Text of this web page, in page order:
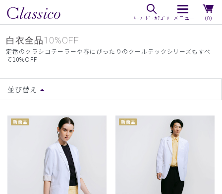
（0）
白衣全品10%OFF
定番のクラシコテーラーや春にぴったりのクールテックシリーズもすべ
て10%OFF
並び替え